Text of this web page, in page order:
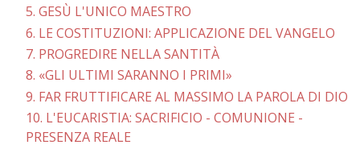
5. GESÙ L'UNICO MAESTRO
6. LE COSTITUZIONI: APPLICAZIONE DEL VANGELO
7. PROGREDIRE NELLA SANTITÀ
8. «GLI ULTIMI SARANNO I PRIMI»
9. FAR FRUTTIFICARE AL MASSIMO LA PAROLA DI DIO
10. L'EUCARISTIA: SACRIFICIO - COMUNIONE -
PRESENZA REALE